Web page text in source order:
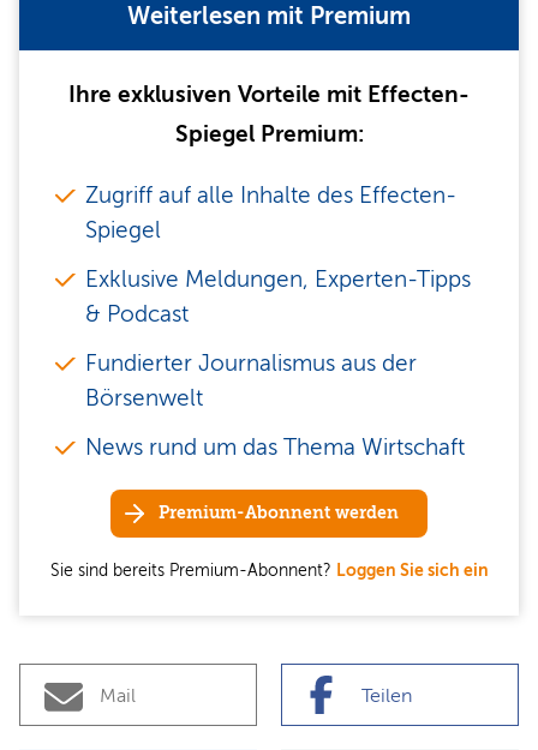
Weiterlesen mit Premium
Ihre exklusiven Vorteile mit Effecten-
Spiegel Premium:
Zugriff auf alle Inhalte des Effecten-
Spiegel
Exklusive Meldungen, Experten-Tipps
& Podcast
Fundierter Journalismus aus der
Börsenwelt
News rund um das Thema Wirtschaft
Premium-Abonnent werden
Sie sind bereits Premium-Abonnent? Loggen Sie sich ein
Mail Teilen